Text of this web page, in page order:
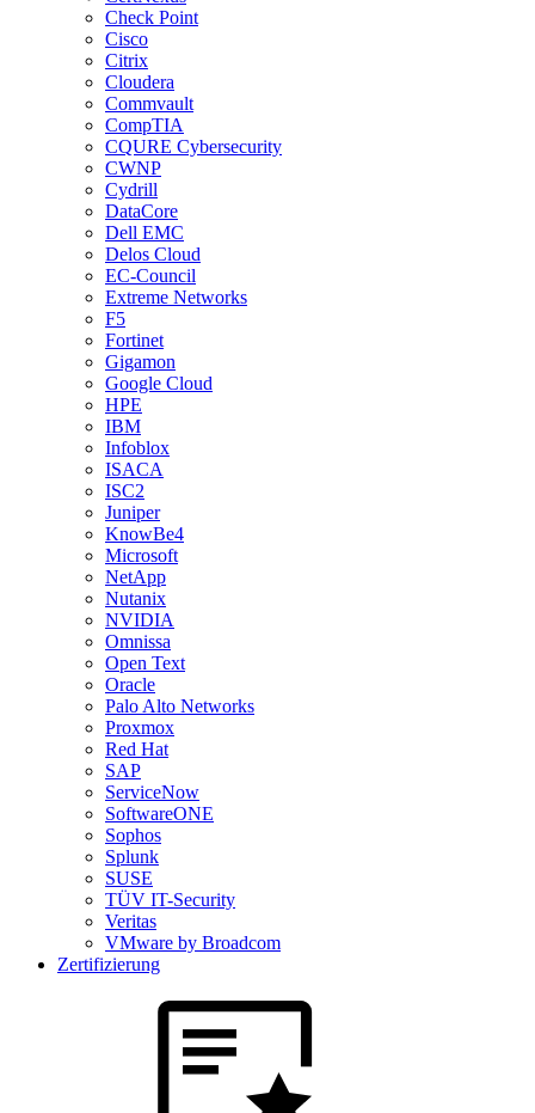
Check Point
Cisco
Citrix
Cloudera
Commvault
CompTIA
CQURE Cybersecurity
CWNP
Cydrill
DataCore
Dell EMC
Delos Cloud
EC-Council
Extreme Networks
F5
Fortinet
Gigamon
Google Cloud
HPE
IBM
Infoblox
ISACA
ISC2
Juniper
KnowBe4
Microsoft
NetApp
Nutanix
NVIDIA
Omnissa
Open Text
Oracle
Palo Alto Networks
Proxmox
Red Hat
SAP
ServiceNow
SoftwareONE
Sophos
Splunk
SUSE
TÜV IT-Security
Veritas
VMware by Broadcom
Zertifizierung